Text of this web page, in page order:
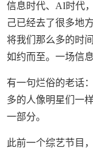
信息时代、AI时代
己已经去了很多地
将我们那么多的时
如约而至。一场信
有一句烂俗的老话
多的人像明星们一
一部分。
此前一个综艺节目